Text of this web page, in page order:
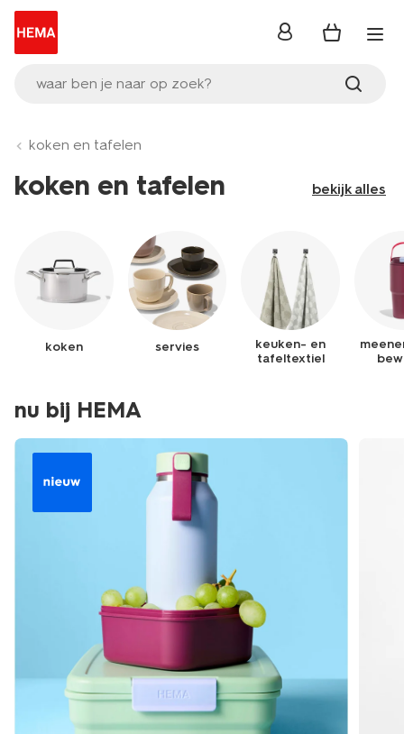
waar ben je naar op zoek?
inloggen
koken en tafelen
koken en tafelen bekijk alles
koken servies
keuken- en
tafeltextiel
nu bij HEMA